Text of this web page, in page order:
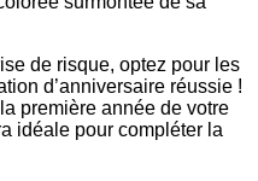
de risque, optez pour les
d’anniversaire réussie !
première année de votre
idéale pour compléter la